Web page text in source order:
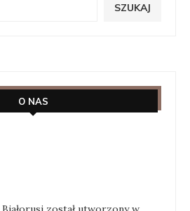
SZUKAJ
O NAS